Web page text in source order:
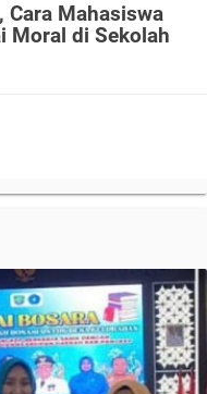
Cara Mahasiswa
Moral di Sekolah